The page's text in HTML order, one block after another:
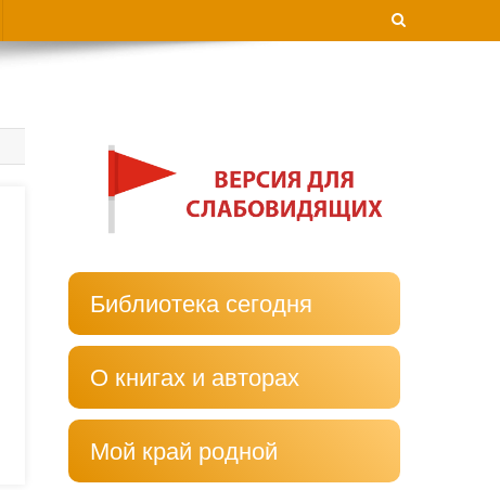
Библиотека сегодня
О книгах и авторах
Мой край родной